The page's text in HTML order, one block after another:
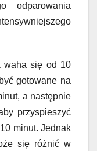
odparowania
waha się od 10
gotowane na
a następnie
przyspieszyć
minut. Jednak
się różnić w